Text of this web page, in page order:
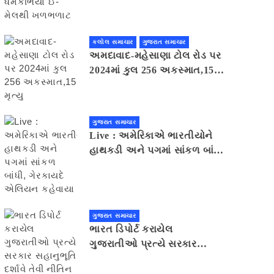
કલોલ સમાચાર ગુજરાત સમાચાર
અમદાવાદ-મહેસાણા ટોલ રોડ પર
2024માં કુલ 256 અકસ્માત,15
ગુજરાત સમાચાર
Live : અમેરિકાએ ભારતીયોને
હાથકડી અને પગમાં સાંકળ બાંધી,
ગુજરાત સમાચાર
ભારત ડિપોર્ટ કરાયેલ
ગુજરાતીઓ પ્રત્યે સરકાર